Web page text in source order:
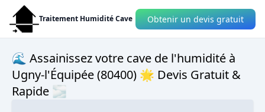
Traitement Humidité Cave Obtenir un devis gratuit
🌊 Assainissez votre cave de l'humidité à
Ugny-l'Équipée (80400) 🌟 Devis Gratuit &
Rapide 🌫